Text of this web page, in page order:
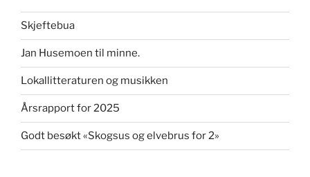
Skjeftebua
Jan Husemoen til minne.
Lokallitteraturen og musikken
Årsrapport for 2025
Godt besøkt «Skogsus og elvebrus for 2»